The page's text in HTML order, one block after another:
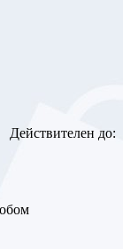
Действителен до: